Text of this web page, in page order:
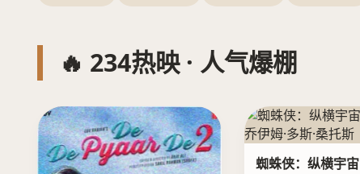
🔥 234热映 · 人气爆棚
蜘蛛侠：纵横宇宙